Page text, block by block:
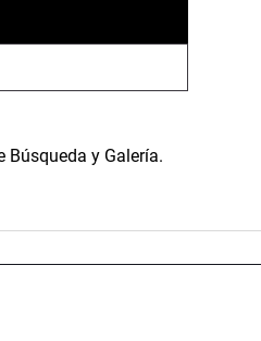
y Galería.